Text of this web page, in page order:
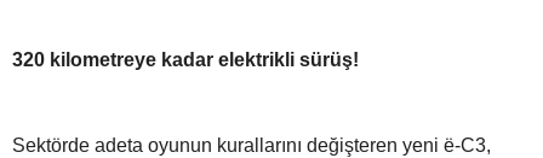
320 kilometreye kadar elektrikli sürüş!
Sektörde adeta oyunun kurallarını değişteren yeni ë-C3,